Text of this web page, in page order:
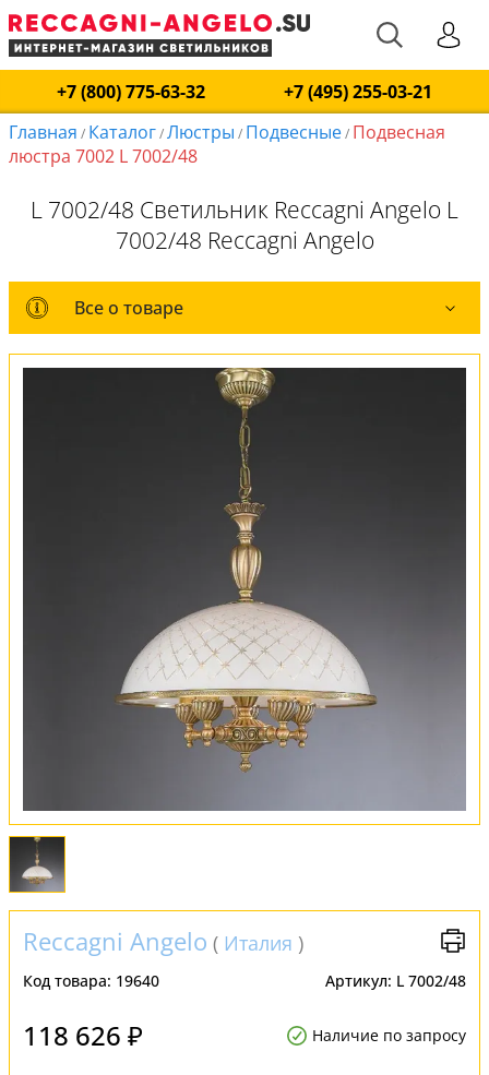
+7 (800) 775-63-32
+7 (495) 255-03-21
Главная / Каталог/Люстры / Подвесные/ Подвесная
люстра 7002 L 7002/48
L 7002/48 Светильник Reccagni Angelo L
7002/48 Reccagni Angelo
Все о товаре
Все о товаре
Комплект лампочек
Оплата и доставка
Reccagni Angelo ( Италия )
Код товара: 19640 Артикул: L 7002/48
118 626 ₽ Наличие по запросу